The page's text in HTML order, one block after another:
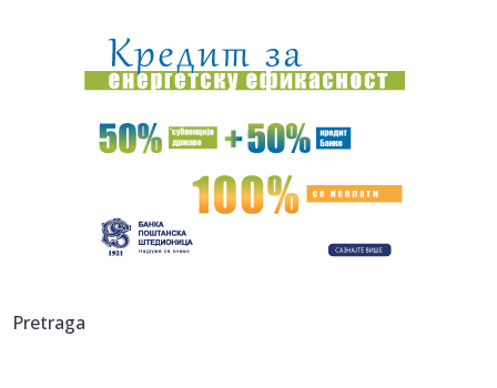
10:39:Koje bi mere država mogla da uvede u slučaju ozbiljne
nestašic...
10:38:Iran i Amerika na ivici sporazuma! Vašington napravio
neočekiva...
Mladoustaše Mile Pajić u transu: "Oluja" je velika slava za
10:36:Partizanovci, stigao je apel iz Humske: Kada večeras
za takmi...
Pretraga